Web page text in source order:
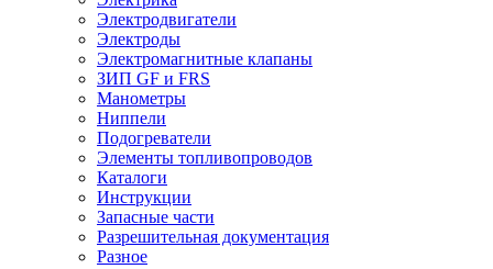
Электродвигатели
Электроды
Электромагнитные клапаны
ЗИП GF и FRS
Манометры
Ниппели
Подогреватели
Элементы топливопроводов
Каталоги
Инструкции
Запасные части
Разрешительная документация
Разное